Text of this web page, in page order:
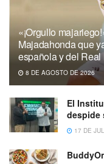
«¡Orgullo
Majadahonda que
española y del Real
8 DE AGOSTO DE 2026
El
despide
17 DE